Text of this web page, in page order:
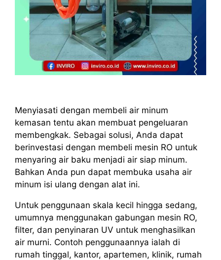
Menyiasati dengan membeli air minum
kemasan tentu akan membuat pengeluaran
membengkak. Sebagai solusi, Anda dapat
berinvestasi dengan membeli mesin RO untuk
menyaring air baku menjadi air siap minum.
Bahkan Anda pun dapat membuka usaha air
minum isi ulang dengan alat ini.
Untuk penggunaan skala kecil hingga sedang,
umumnya menggunakan gabungan mesin RO,
filter, dan penyinaran UV untuk menghasilkan
air murni. Contoh penggunaannya ialah di
rumah tinggal, kantor, apartemen, klinik, rumah